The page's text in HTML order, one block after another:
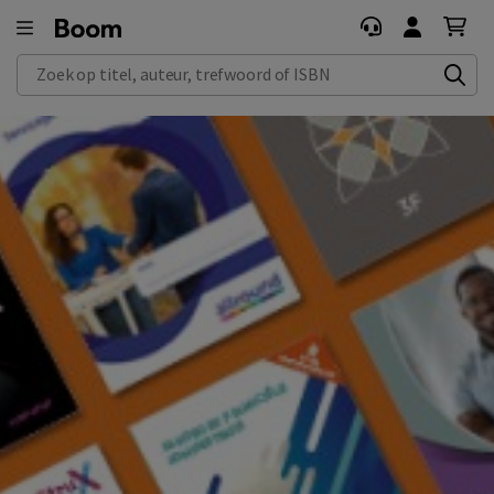
Zoek op titel, auteur, trefwoord of ISBN